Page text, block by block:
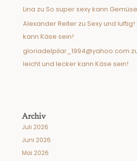
Lina zu So super sexy kann
Alexander Reiter zu Sexy und
kann Käse sein!
gloriadelpilar_1994@yahoo.com
leicht und lecker kann Käse sein!
Archiv
Juli 2026
Juni 2026
Mai 2026